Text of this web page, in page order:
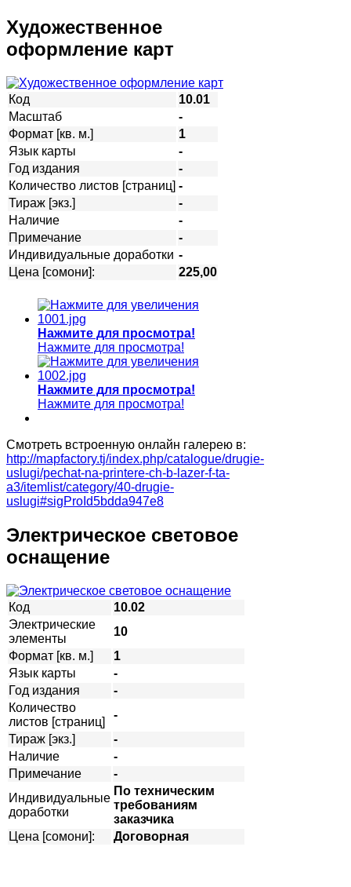
Художественное
оформление карт
Код
10.01
Масштаб
-
Формат [кв. м.]
1
Язык карты
-
Год издания
-
Количество листов [страниц] -
Тираж [экз.]
-
Наличие
-
Примечание
-
Индивидуальные доработки -
Цена [сомони]:
225,00
Нажмите для просмотра!
Нажмите для просмотра!
Нажмите для просмотра!
Нажмите для просмотра!
Смотреть встроенную онлайн галерею в:
http://mapfactory.tj/index.php/catalogue/drugie-
uslugi/pechat-na-printere-ch-b-lazer-f-ta-
a3/itemlist/category/40-drugie-
uslugi#sigProId5bdda947e8
Электрическое световое
оснащение
Код
10.02
Электрические
элементы
10
Формат [кв. м.]
1
Язык карты
-
Год издания
-
Количество
листов [страниц]
-
Тираж [экз.]
-
Наличие
-
Примечание
-
Индивидуальные
доработки
По техническим
требованиям
заказчика
Цена [сомони]:
Договорная